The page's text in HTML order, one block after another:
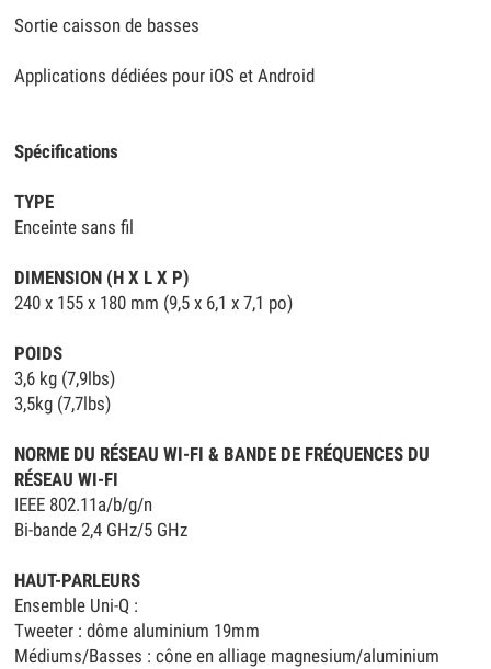
Sortie caisson de basses
Applications dédiées pour iOS et Android
Spécifications
TYPE
Enceinte sans fil
DIMENSION (H X L X P)
240 x 155 x 180 mm (9,5 x 6,1 x 7,1 po)
POIDS
3,6 kg (7,9lbs)
3,5kg (7,7lbs)
NORME DU RÉSEAU WI-FI & BANDE DE FRÉQUENCES DU
RÉSEAU WI-FI
IEEE 802.11a/b/g/n
Bi-bande 2,4 GHz/5 GHz
HAUT-PARLEURS
Ensemble Uni-Q :
Tweeter : dôme aluminium 19mm
Médiums/Basses : cône en alliage magnesium/aluminium